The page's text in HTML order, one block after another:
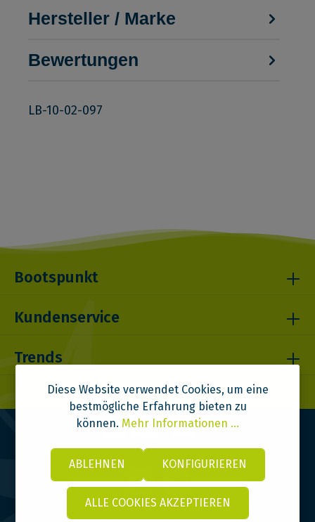
Hersteller / Marke
Bewertungen
LB-10-02-097
Bootspunkt
Kundenservice
Trends
Diese Website verwendet Cookies, um eine
bestmögliche Erfahrung bieten zu
können. Mehr Informationen ...
ABLEHNEN KONFIGURIEREN
ALLE COOKIES AKZEPTIEREN